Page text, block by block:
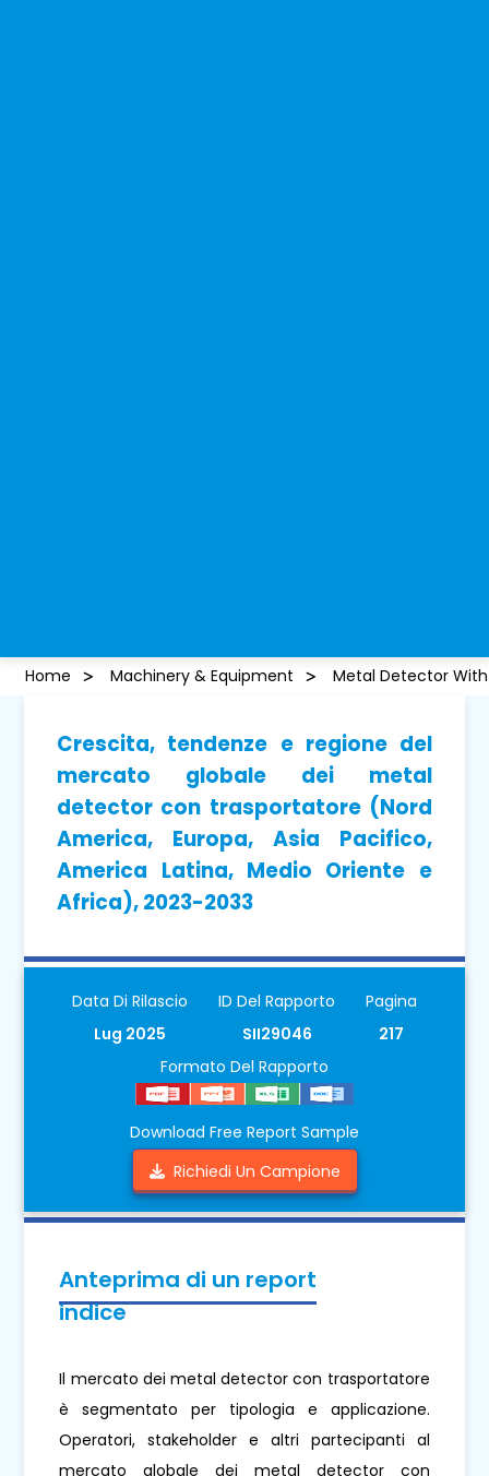
Home Machinery & Equipment Metal Detector
Crescita, tendenze e regione del
mercato globale dei metal
detector con trasportatore (Nord
America, Europa, Asia Pacifico,
America Latina, Medio Oriente e
Africa), 2023-2033
Data Di Rilascio
Lug 2025
ID Del Rapporto
SII29046
Pagina
217
Formato Del Rapporto
Download Free Report Sample
Richiedi Un Campione
Anteprima di un report
indice
Il mercato dei metal detector con trasportatore
è segmentato per tipologia e applicazione.
Operatori, stakeholder e altri partecipanti al
mercato globale dei metal detector con